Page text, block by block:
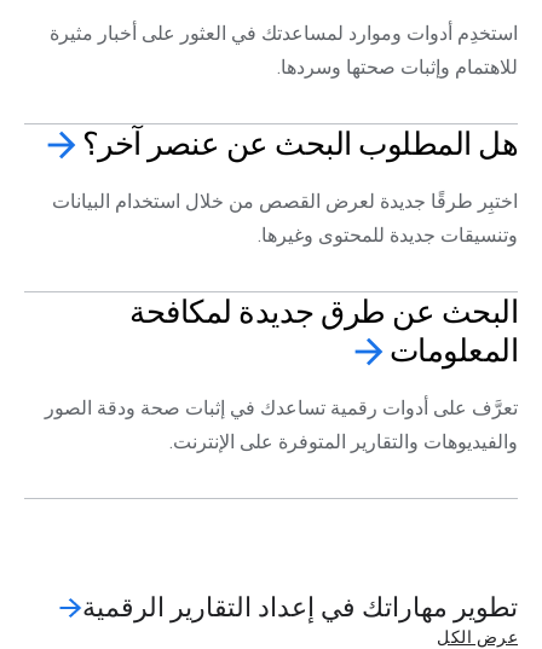
استخدِم أدوات وموارد لمساعدتك في العثور على أخبار مثيرة
للاهتمام وإثبات صحتها وسردها.
هل المطلوب البحث عن عنصر آخر؟ arrow_forward
اختبِر طرقًا جديدة لعرض القصص من خلال استخدام البيانات
وتنسيقات جديدة للمحتوى وغيرها.
البحث عن طرق جديدة لمكافحة
المعلومات arrow_forward
تعرَّف على أدوات رقمية تساعدك في إثبات صحة ودقة الصور
والفيديوهات والتقارير المتوفرة على الإنترنت.
تطوير مهاراتك في إعداد التقارير الرقمية
عرض الكل